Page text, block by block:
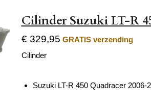
Cilinder Suzuki LT-R
€ 329,95 GRATIS verzending
Cilinder
Suzuki LT-R 450 Quadracer 2006-